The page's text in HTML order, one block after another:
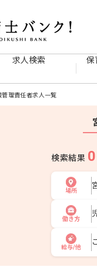
求人検索 保
理責任者求人一覧
検索結果 0
場所
働き方
給与/他